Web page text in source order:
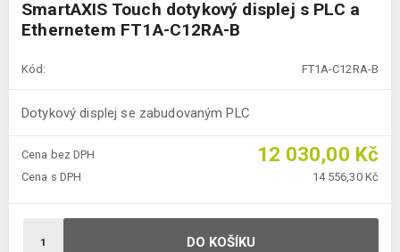
SmartAXIS Touch dotykový displej s PLC a
Ethernetem FT1A-C12RA-B
Kód: FT1A-C12RA-B
Dotykový displej se zabudovaným PLC
Cena bez DPH 12 030,00 Kč
Cena s DPH 14 556,30 Kč
DO KOŠÍKU